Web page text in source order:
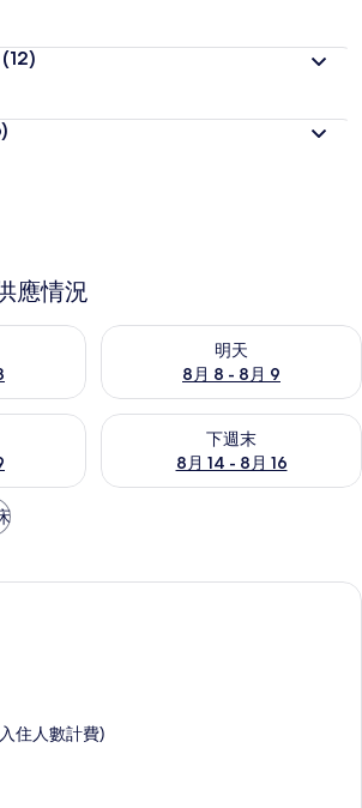
(12)
應情況
的供應情況
明天
8月 8 - 8月 9
查看明天 (8月 8 - 8月 9) 的供
9) 的供應情況
下週末
8月 14 - 8月 16
查看下週末 (8月 14 - 8月 16)
全景洋房, 山景 | 1 間臥室、高級寢具
住人數計費)